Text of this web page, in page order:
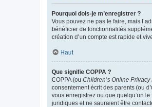
Pourquoi dois-je m’enregistrer ?
Vous pouvez ne pas le faire, mais
bénéficier de fonctionnalités
création d’un compte est rapide et
Haut
Que signifie COPPA ?
COPPA (ou Children’s Online Privacy
consentement écrit des parents (ou
vous enregistrez ou que quelqu’un
juridiques et ne sauraient être